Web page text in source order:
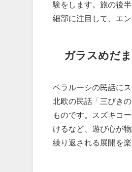
験をします。旅の後
細部に注目して、エ
ガラスめだ
ベラルーシの民話に
北欧の民話「三びき
ものです。スズキコ
けるなど、遊び心が
繰り返される展開を